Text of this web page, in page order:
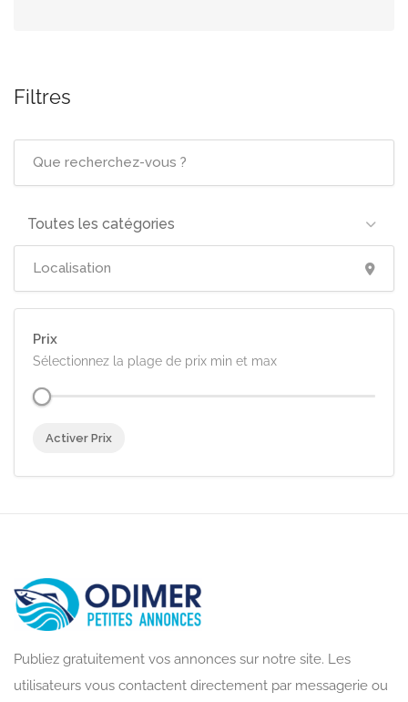
Filtres
Toutes les catégories
Prix
Sélectionnez la plage de prix min et max
Activer Prix
Publiez gratuitement vos annonces sur notre site. Les
utilisateurs vous contactent directement par messagerie ou